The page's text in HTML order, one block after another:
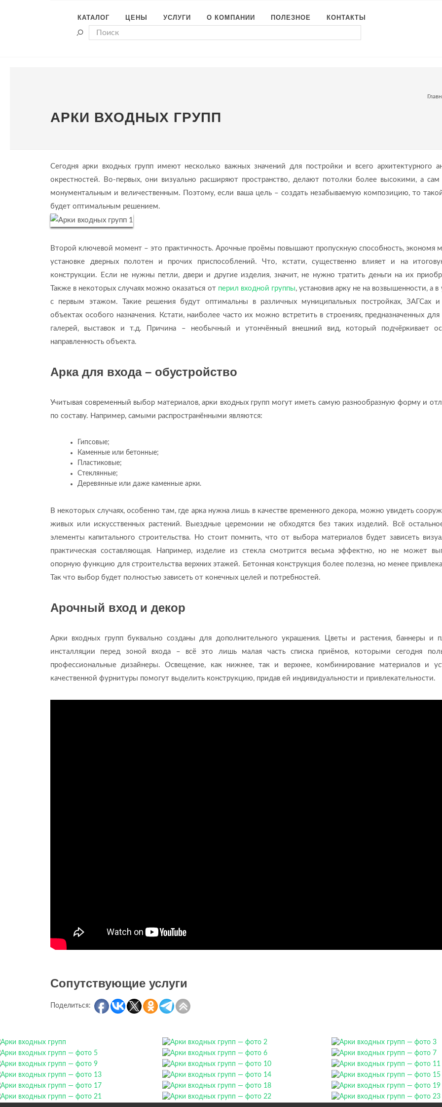
КАТАЛОГ ЦЕНЫ УСЛУГИ О КОМПАНИИ ПОЛЕЗНОЕ КОНТАКТЫ
АРКИ ВХОДНЫХ ГРУПП
Сегодня арки входных групп имеют несколько важных значений для постройки и всего архитектурного
окрестностей. Во-первых, они визуально расширяют пространство, делают потолки более высокими, а сам
монументальным и величественным. Поэтому, если ваша цель – создать незабываемую композицию, то
будет оптимальным решением.
Второй ключевой момент – это практичность. Арочные проёмы повышают пропускную способность, экономя
установке дверных полотен и прочих приспособлений. Что, кстати, существенно влияет и на
конструкции. Если не нужны петли, двери и другие изделия, значит, не нужно тратить деньги на их
Также в некоторых случаях можно оказаться от перил входной группы, установив арку не на возвышенности, а в
с первым этажом. Такие решения будут оптимальны в различных муниципальных постройках, ЗАГСах и
объектах особого назначения. Кстати, наиболее часто их можно встретить в строениях, предназначенных для
галерей, выставок и т.д. Причина – необычный и утончённый внешний вид, который подчёркивает
направленность объекта.
Арка для входа – обустройство
Учитывая современный выбор материалов, арки входных групп могут иметь самую разнообразную форму и
по составу. Например, самыми распространёнными являются:
Гипсовые;
Каменные или бетонные;
Пластиковые;
Стеклянные;
Деревянные или даже каменные арки.
В некоторых случаях, особенно там, где арка нужна лишь в качестве временного декора, можно увидеть
живых или искусственных растений. Выездные церемонии не обходятся без таких изделий. Всё
элементы капитального строительства. Но стоит помнить, что от выбора материалов будет зависеть
практическая составляющая. Например, изделие из стекла смотрится весьма эффектно, но не может
опорную функцию для строительства верхних этажей. Бетонная конструкция более полезна, но менее
Так что выбор будет полностью зависеть от конечных целей и потребностей.
Арочный вход и декор
Арки входных групп буквально созданы для дополнительного украшения. Цветы и растения, баннеры и
инсталляции перед зоной входа – всё это лишь малая часть списка приёмов, которыми сегодня
профессиональные дизайнеры. Освещение, как нижнее, так и верхнее, комбинирование материалов и
качественной фурнитуры помогут выделить конструкцию, придав ей индивидуальности и привлекательности.
Сопутствующие услуги
Поделиться: